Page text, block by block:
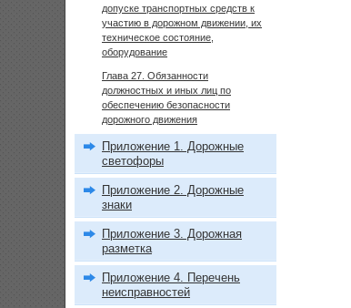
допуске транспортных средств к
участию в дорожном движении, их
техническое состояние,
оборудование
Глава 27. Обязанности
должностных и иных лиц по
обеспечению безопасности
дорожного движения
Приложение 1. Дорожные
светофоры
Приложение 2. Дорожные
знаки
Приложение 3. Дорожная
разметка
Приложение 4. Перечень
неисправностей